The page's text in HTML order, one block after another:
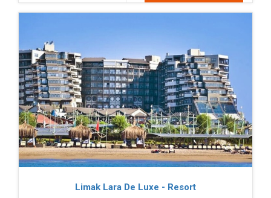
Limak Lara De Luxe - Resort